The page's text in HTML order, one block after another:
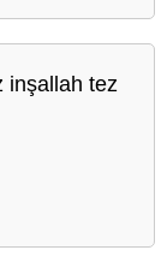
inşallah tez